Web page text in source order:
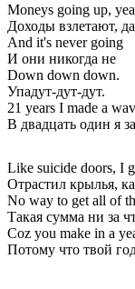
Moneys going up,
Доходы взлетают,
And it's never going
И они никогда не
Down down down.
Упадут-дут-дут.
21 years I made a
В двадцать один я
Like suicide doors, I
Отрастил крылья,
No way to get all of
Такая сумма ни за
Coz you make in a
Потому что твой